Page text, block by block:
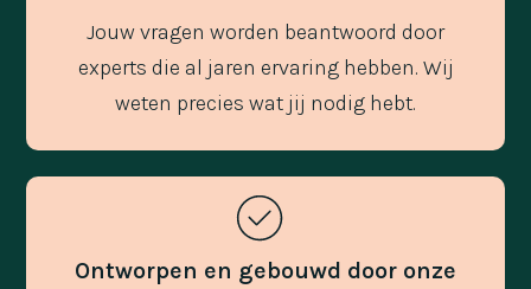
Jouw vragen worden beantwoord door
experts die al jaren ervaring hebben. Wij
weten precies wat jij nodig hebt.
Ontworpen en gebouwd door onze